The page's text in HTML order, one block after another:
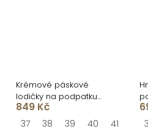
Krémové páskové
lodičky na podpatku
LINORA s otevřenou
špičkou
849 Kč
37 38 39 40 41